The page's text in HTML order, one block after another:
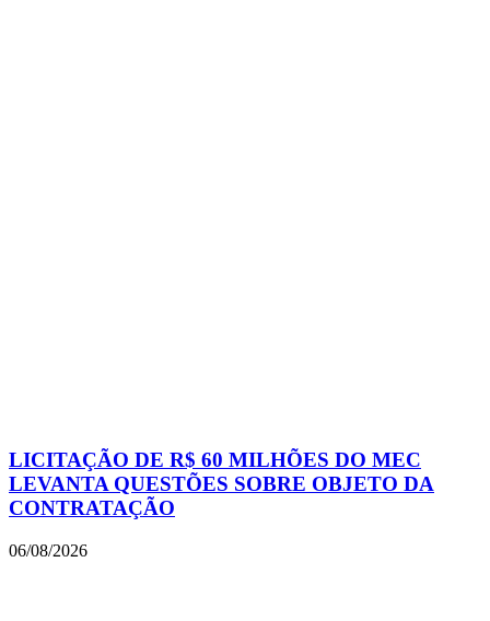
LICITAÇÃO DE R$ 60 MILHÕES DO MEC
LEVANTA QUESTÕES SOBRE OBJETO DA
CONTRATAÇÃO
06/08/2026